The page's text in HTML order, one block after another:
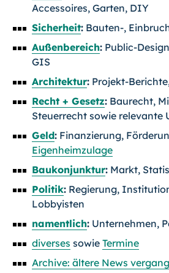
Accessoires, Garten, DIY
Sicherheit: Bauten-,
Außenbereich: Public-
GIS
Architektur: Projekt-
Recht + Gesetz: Baurecht,
Steuerrecht sowie relevante
Geld: Finanzierung,
Eigenheimzulage
Baukonjunktur: Markt,
Politik: Regierung,
Lobbyisten
namentlich: Unternehmen,
diverses sowie Termine
Archive: ältere News